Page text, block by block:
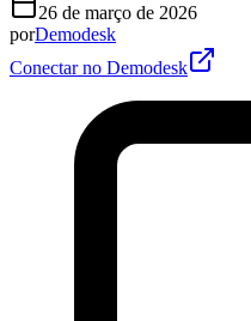
26 de março de 2026
porDemodesk
Conectar no Demodesk